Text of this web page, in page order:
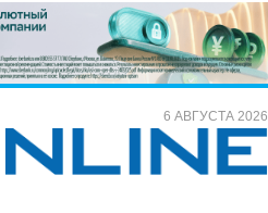
6 АВГУСТА 2026